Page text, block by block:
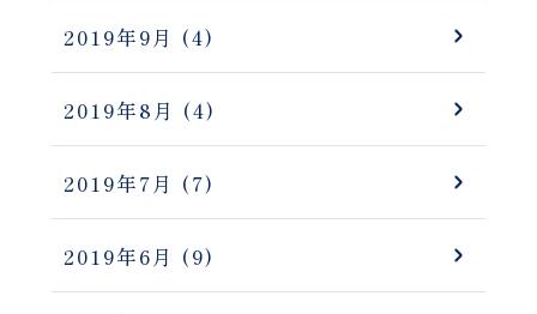
2019年9月 (4)
2019年8月 (4)
2019年7月 (7)
2019年6月 (9)